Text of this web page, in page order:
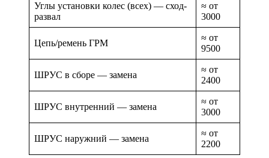
Углы установки колес (всех) — сход-
развал
≈ от
3000
Цепь/ремень ГРМ
≈ от
9500
ШРУС в сборе — замена
≈ от
2400
ШРУС внутренний — замена
≈ от
3000
ШРУС наружний — замена
≈ от
2200